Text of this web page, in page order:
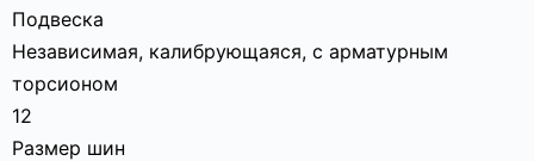
Подвеска
Независимая, калибрующаяся, с арматурным
торсионом
12
Размер шин